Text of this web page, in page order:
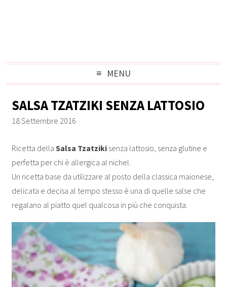
MENU
SALSA TZATZIKI SENZA LATTOSIO
18 Settembre 2016
Ricetta dellaSalsa Tzatziki senza lattosio, senza glutine e
perfetta per chi è allergica al nichel.
Un ricetta base da utilizzare al posto della classica maionese,
delicata e decisa al tempo stesso è una di quelle salse che
regalano al piatto quel qualcosa in più che conquista.